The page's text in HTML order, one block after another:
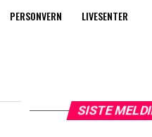
PERSONVERN LIVESENTER
SISTE